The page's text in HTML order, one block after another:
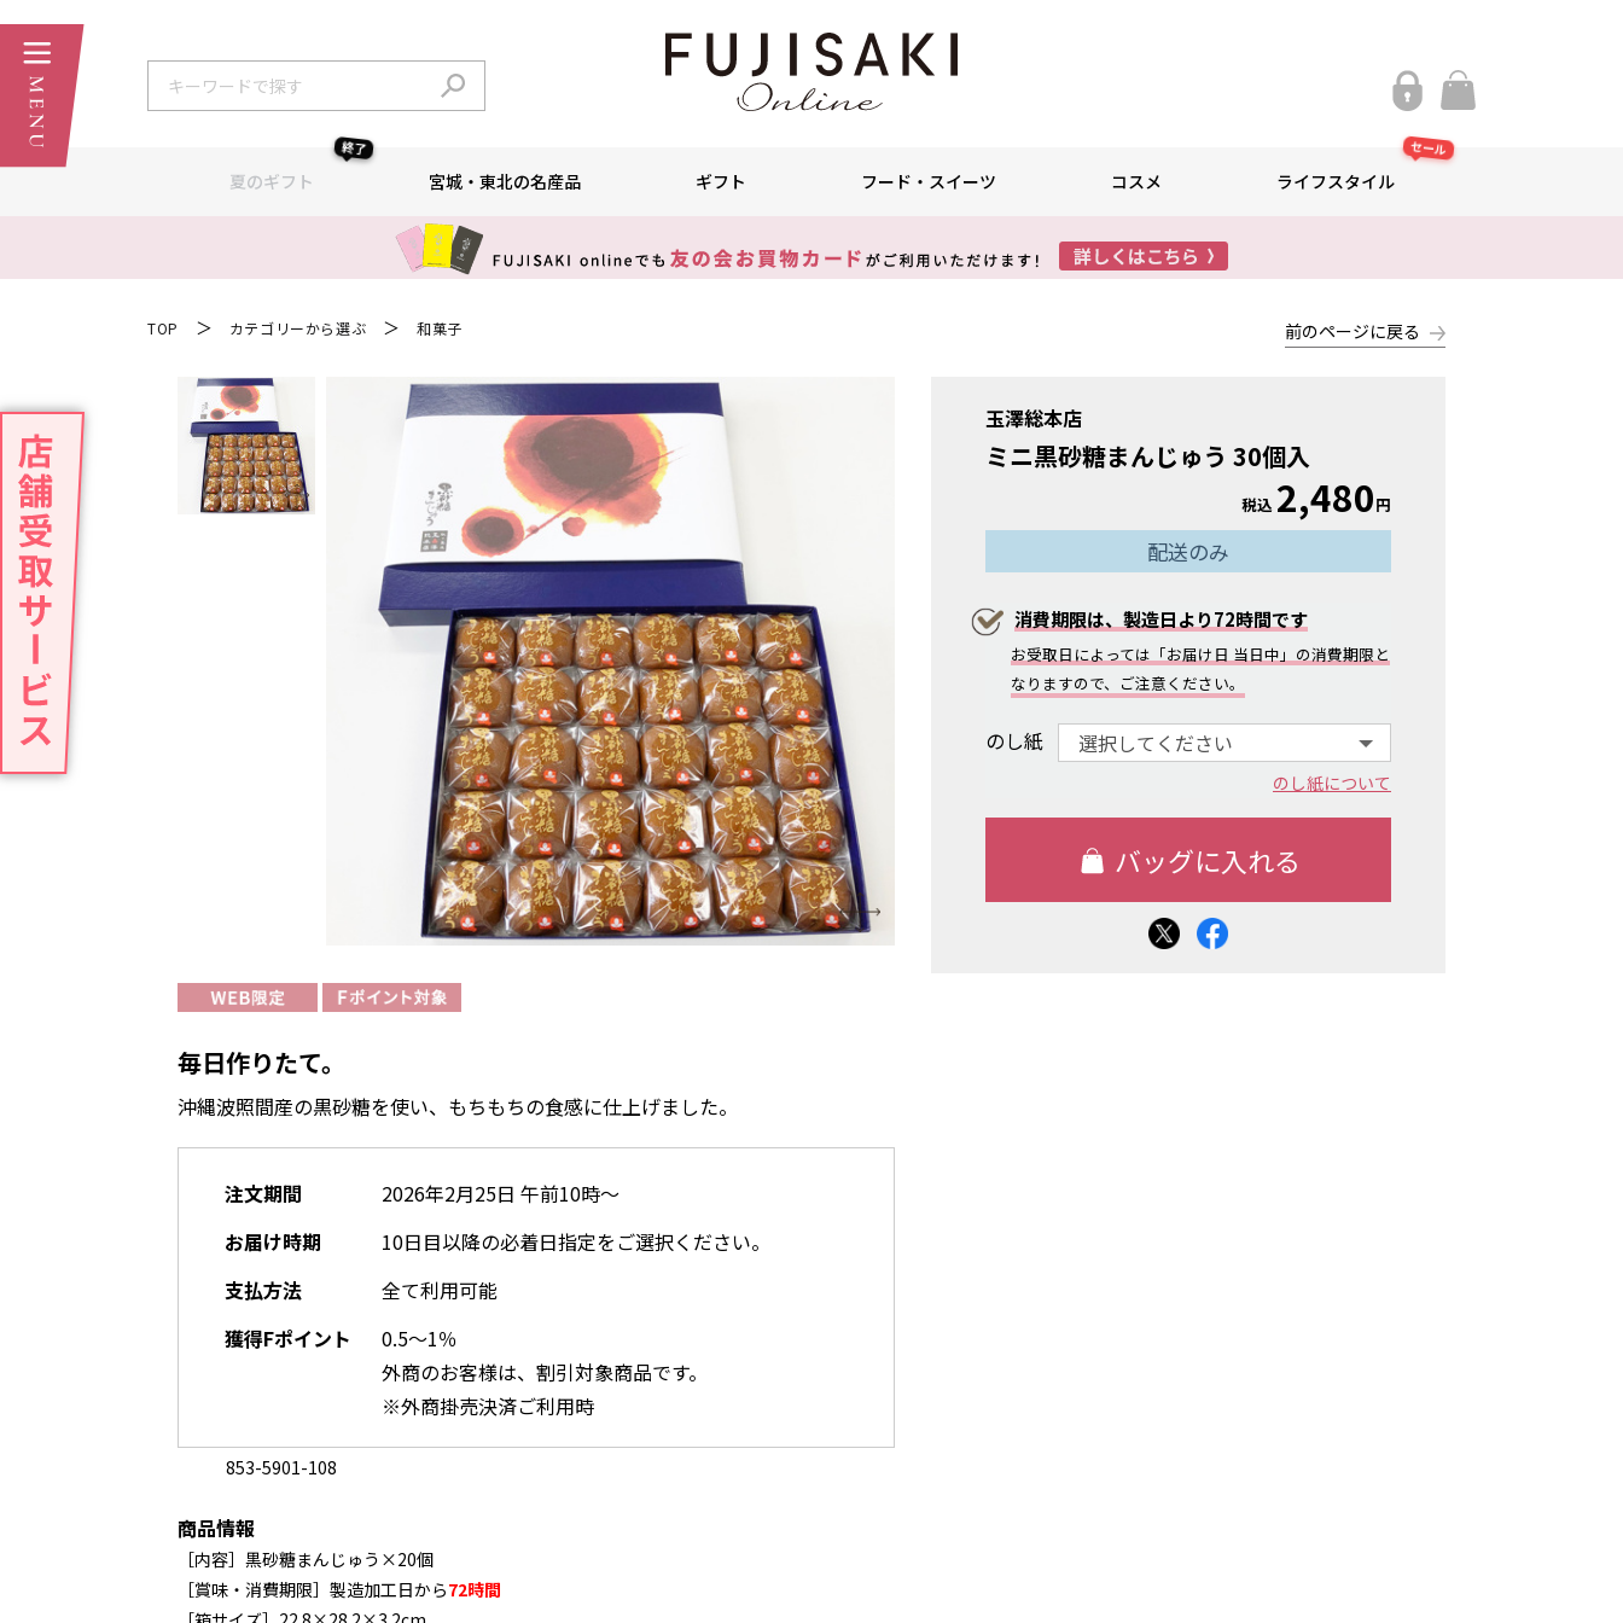
夏のギフト
終了
宮城・東北の名産品 ギフト フード・スイーツ コスメ ライフスタイル
セール
TOP ＞ カテゴリーから選ぶ ＞ 和菓子 前のページに戻る
毎日作りたて。
沖縄波照間産の黒砂糖を使い、もちもちの食感に仕上げました。
注文期間
2026年2月25日 午前10時～
お届け時期
10日目以降の必着日指定をご選択ください。
支払方法
全て利用可能
獲得Fポイント
0.5～1％
外商のお客様は、割引対象商品です。
※外商掛売決済ご利用時
853-5901-108
商品情報
［内容］黒砂糖まんじゅう×20個
［賞味・消費期限］製造加工日から72時間
玉澤総本店
ミニ黒砂糖まんじゅう 30個入
税込 2,480円
配送のみ
消費期限は、製造日より72時間です
お受取日によっては「お届け日 当日中」の消費期限と
なりますので、ご注意ください。
のし紙
のし紙について